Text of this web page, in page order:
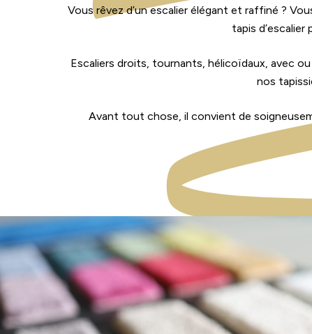
Vous rêvez d’un escalier élégant et raffiné ?
tapis
Escaliers droits, tournants, hélicoïdaux, avec
nos
Avant tout chose, il convient de